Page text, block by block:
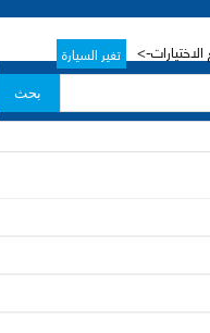
> تغير السيارة
بحث